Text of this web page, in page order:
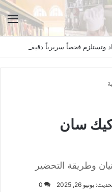
سان
وطريقة التحضير
يونيو 26, 2025 0